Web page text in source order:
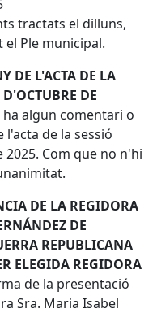
tractats el dilluns,
el Ple municipal.
DE L'ACTA DE LA
DE
algun comentari o
de la sessió
Com que no n'hi
DE LA REGIDORA
DE
REPUBLICANA
ELEGIDA REGIDORA
de la presentació
Sra. Maria Isabel